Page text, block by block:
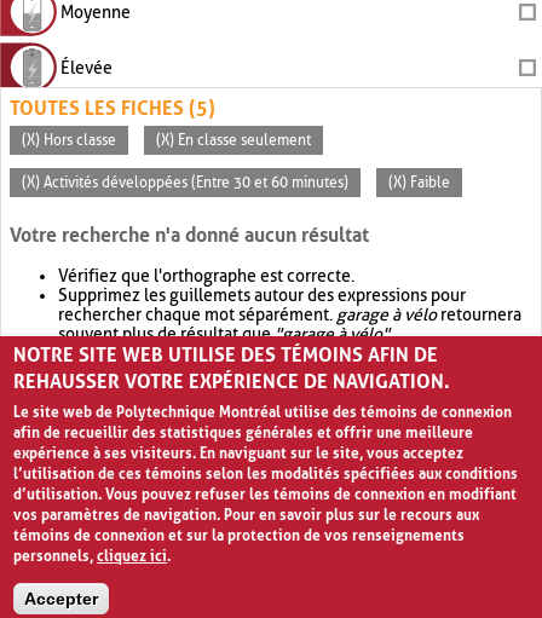
Moyenne
Élevée
TOUTES LES FICHES (5)
(X) Hors classe (X) En classe seulement
(X) Activités développées (Entre 30 et 60 minutes) (X) Faible
Votre recherche n'a donné aucun résultat
Vérifiez que l'orthographe est correcte.
Supprimez les guillemets autour des expressions pour
rechercher chaque mot séparément. garage à véloretournera
souvent plus de résultat que"garage à vélo".
Envisagez d'élargir votre recherche avec OR.garage OR vélo
retournera souvent plus de résultat quegarage à vélo
NOTRE SITE WEB UTILISE DES TÉMOINS AFIN DE
REHAUSSER VOTRE EXPÉRIENCE DE NAVIGATION.
Le site web de Polytechnique Montréal utilise des témoins de connexion
afin de recueillir des statistiques générales et offrir une meilleure
expérience à ses visiteurs. En naviguant sur le site, vous acceptez
l’utilisation de ces témoins selon les modalités spécifiées aux conditions
d’utilisation. Vous pouvez refuser les témoins de connexion en modifiant
vos paramètres de navigation. Pour en savoir plus sur le recours aux
témoins de connexion et sur la protection de vos renseignements
personnels,cliquez ici.
Accepter